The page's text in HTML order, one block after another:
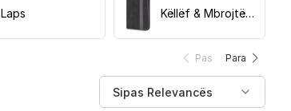
Laps Këllëf & Mbrojtëse
Pas Para